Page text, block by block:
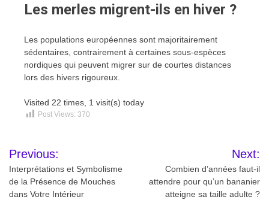
Les merles migrent-ils en hiver ?
Les populations européennes sont majoritairement
sédentaires, contrairement à certaines sous-espèces
nordiques qui peuvent migrer sur de courtes distances
lors des hivers rigoureux.
Visited 22 times, 1 visit(s) today
Post Views: 370
Navigation
de
l’article
Previous:
Interprétations et Symbolisme
de la Présence de Mouches
dans Votre Intérieur
Next:
Combien d’années faut-il
attendre pour qu’un bananier
atteigne sa taille adulte ?